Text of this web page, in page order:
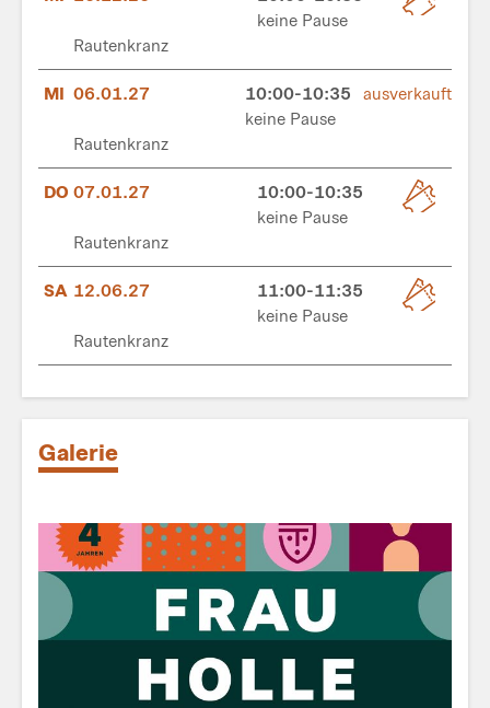
keine Pause
Rautenkranz
MI 06.01.27
10:00-10:35
keine Pause
Rautenkranz
ausverkauft
DO 07.01.27
10:00-10:35
keine Pause
Rautenkranz
SA 12.06.27
11:00-11:35
keine Pause
Rautenkranz
Galerie